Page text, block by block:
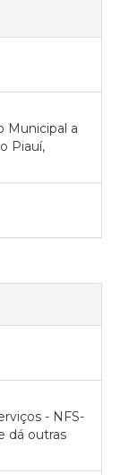
Municipal a
Piauí,
- NFS-
dá outras